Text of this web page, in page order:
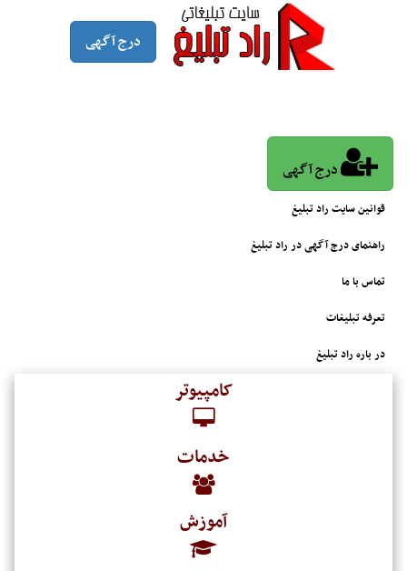
درج آگهی
درج آگهی
قوانین سایت راد تبلیغ
راهنمای درج آگهی در راد تبلیغ
تماس با ما
تعرفه تبلیغات
در باره راد تبلیغ
کامپیوتر
خدمات
آموزش